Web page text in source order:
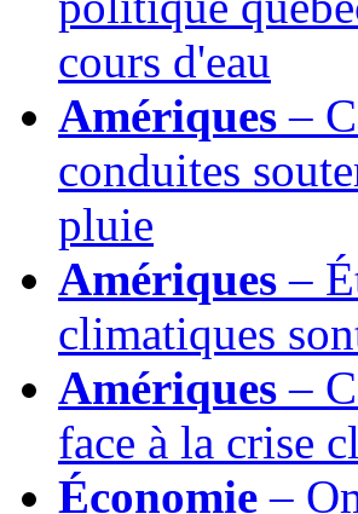
cours d'eau
Amériques –
conduites
pluie
Amériques –
climatiques
Amériques –
face à la crise
Économie –